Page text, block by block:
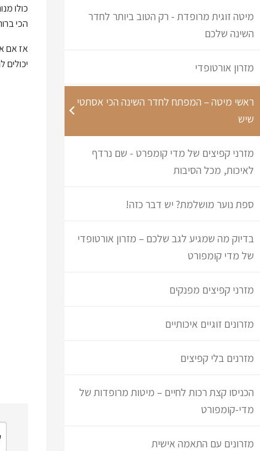
מיטה זוגית מרופדת - רק הטוב ביותר לחדר
השינה שלכם
מזרון אורטופדי
ראשי מיטה – המפתח לחדר השינה הכי אסתטי
שיש
מזרני קפיצים של מדי קומפרט - שם נרדף
לאיכות, מכל הסיבות
ספת נוער מושלמת? יש דבר כזה!
בדיוק מה שמגיע לגב שלכם – מזרון אורטופדי
של מדי קומפורט
מזרני קפיצים מפנקים
מזרונים זוגיים איכותיים
מזרנים בלי קפיצים
הכניסו קצת רכות לחיים – מיטות מרופדות של
מדי-קומפורט
מזרונים עם התאמה אישית
כולו
הכי
אז אם